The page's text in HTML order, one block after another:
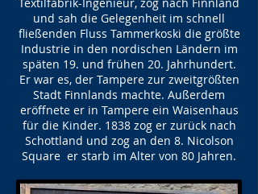
und sah die Gelegenheit im schnell
fließenden Fluss Tammerkoski die größte
Industrie in den nordischen Ländern im
späten 19. und frühen 20. Jahrhundert.
Er war es, der Tampere zur zweitgrößten
Stadt Finnlands machte. Außerdem
eröffnete er in Tampere ein Waisenhaus
für die Kinder. 1838 zog er zurück nach
Schottland und zog an den 8. Nicolson
Square er starb im Alter von 80 Jahren.